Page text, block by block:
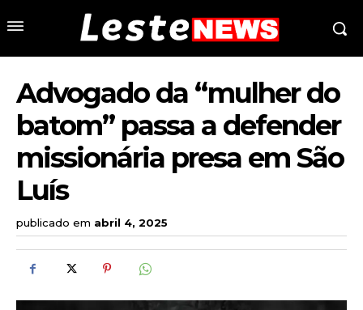
Advogado da “mulher do
batom” passa a defender
missionária presa em São
Luís
publicado em abril 4, 2025